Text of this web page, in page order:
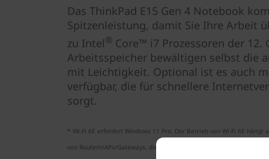
Das ThinkPad E15 Gen 4 Notebook
Spitzenleistung, damit Sie Ihre Arbeit
zu Intel® Core™ i7 Prozessoren der 12.
Arbeitsspeicher bewältigen selbst die
mit Leichtigkeit. Optional ist es auch
verfügbar, die für schnellere
sorgt.
* Wi-Fi 6E erfordert Windows 11 Pro. Der Betrieb von Wi-Fi 6E
von Routern/APs/Gateways, die Wi-Fi 6E unterstützen, sowie von